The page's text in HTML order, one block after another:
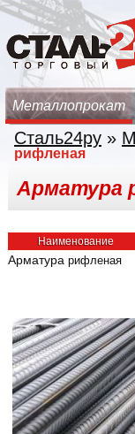
Металлопрокат
Сталь24ру »
рифленая
Арматура
Наименование
Арматура рифленая